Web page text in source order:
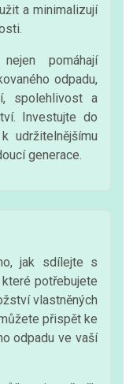
a minimalizují
pomáhají
odpadu,
spolehlivost a
Investujte do
udržitelnějšímu
generace.
jak sdílejte s
potřebujete
vlastněných
přispět ke
odpadu ve vaší